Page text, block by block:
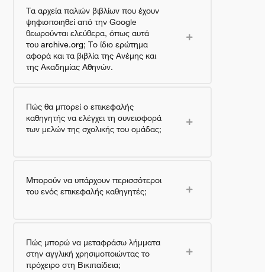
Τα αρχεία παλιών βιβλίων που έχουν
ψηφιοποιηθεί από την Google
θεωρούνται ελεύθερα, όπως αυτά
τουarchive.org; Το ίδιο ερώτημα
αφορά και τα βιβλία της Ανέμης και
της Ακαδημίας Αθηνών.
Πώς θα μπορεί ο επικεφαλής
καθηγητής να ελέγχει τη συνεισφορά
των μελών της σχολικής του ομάδας;
Μπορούν να υπάρχουν περισσότεροι
του ενός επικεφαλής καθηγητές;
Πώς μπορώ να μεταφράσω λήμματα
στην αγγλική χρησιμοποιώντας το
πρόχειρο στη Βικιπαίδεια;